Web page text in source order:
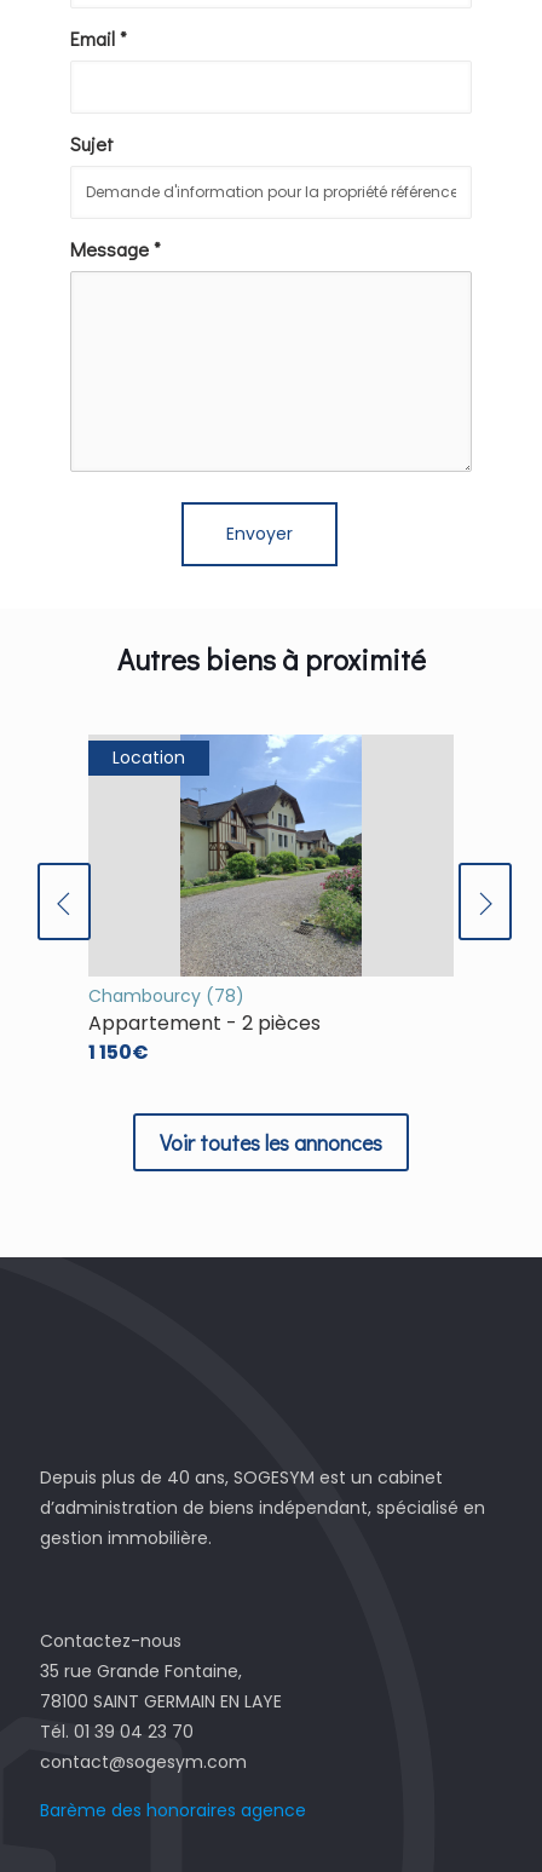
Email *
Sujet
Message *
Autres biens à proximité
Location
Chambourcy (78)
Appartement - 2 pièces
1 150€
Voir toutes les annonces
Depuis plus de 40 ans, SOGESYM est un cabinet
d’administration de biens indépendant, spécialisé en
gestion immobilière.
Contactez-nous
35 rue Grande Fontaine,
78100 SAINT GERMAIN EN LAYE
Tél. 01 39 04 23 70
contact@sogesym.com
Barème des honoraires agence